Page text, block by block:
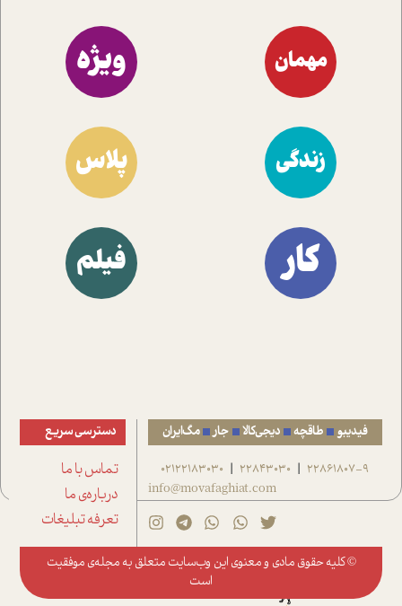
مهمان ویژه
زندگی پلاس
کار فیلم
فیدیبو طاقچه دیجی‌کالا جار مگ‌ایران
22861807-9
|
22843030
|
02122183030
info@movafaghiat.com
دسترسی سریع
تماس با ما
درباره‌ی ما
تعرفه تبلیغات
© کلیه حقوق مادی و معنوی این وب‌سایت متعلق به مجله‌ی موفقیت
است